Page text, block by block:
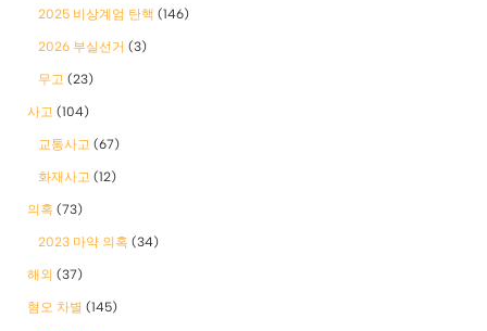
2025 비상계엄 탄핵 (146)
2026 부실선거 (3)
무고 (23)
사고 (104)
교통사고 (67)
화재사고 (12)
의혹 (73)
2023 마약 의혹 (34)
해외 (37)
혐오 차별 (145)